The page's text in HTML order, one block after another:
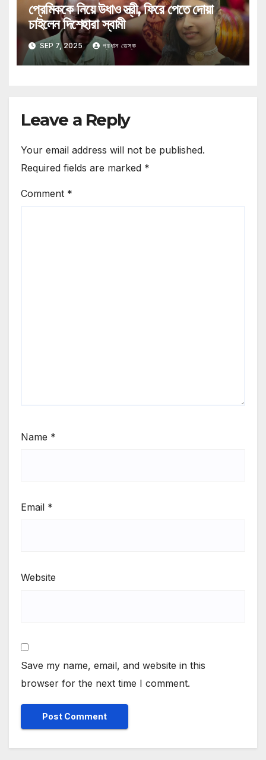
প্রেমিককে নিয়ে উধাও স্ত্রী, ফিরে পেতে দোয়া
চাইলেন দিশেহারা স্বামী
SEP 7, 2025 প্রধান ডেস্ক
Leave a Reply
Your email address will not be published.
Required fields are marked *
Comment *
Name *
Email *
Website
Save my name, email, and website in this
browser for the next time I comment.